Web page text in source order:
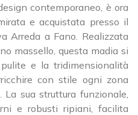
contemporaneo, è ora
e acquistata presso il
Arreda a Fano. Realizzata
massello, questa madia si
e la tridimensionalità
con stile ogni zona
sua struttura funzionale,
e robusti ripiani, facilita